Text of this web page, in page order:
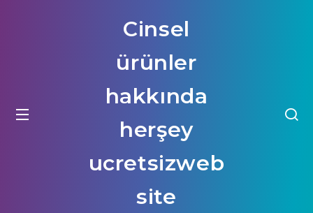
Cinsel
ürünler
hakkında
herşey
ucretsizweb
site